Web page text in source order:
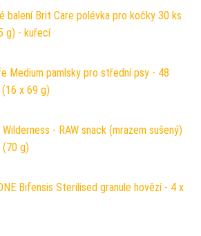
balení Brit Care polévka pro kočky 30 ks
g) - kuřecí
Medium pamlsky pro střední psy - 48
x 69 g)
- RAW snack (mrazem sušený)
(70 g)
Bifensis Sterilised granule hovězí - 4 x